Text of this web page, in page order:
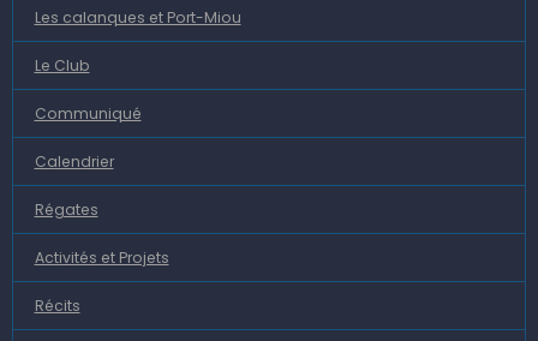
Les calanques et Port-Miou
Le Club
Communiqué
Calendrier
Régates
Activités et Projets
Récits